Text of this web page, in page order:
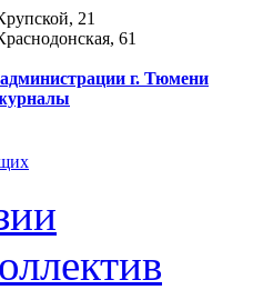
21
61
г. Тюмени